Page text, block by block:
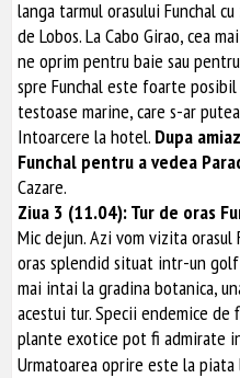
langa tarmul orasului Funchal
de Lobos. La Cabo Girao, cea
ne oprim pentru baie sau
spre Funchal este foarte
testoase marine, care s-ar
Intoarcere la hotel. Dupa
Funchal pentru a vedea
Cazare.
Ziua 3 (11.04): Tur de oras
Mic dejun. Azi vom vizita orasul
oras splendid situat intr-un
mai intai la gradina botanica,
acestui tur. Specii endemice
plante exotice pot fi admirate
Urmatoarea oprire este la piata